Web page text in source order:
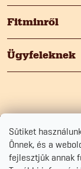
Sütiket
Önnek, és a
fejlesztjük annak
é
c
Fitminről
Ügyfeleknek